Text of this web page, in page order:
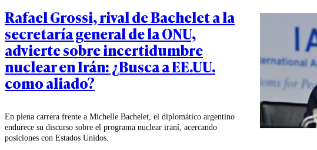
Rafael Grossi, rival de Bachelet a la
secretaría general de la ONU,
advierte sobre incertidumbre
nuclear en Irán: ¿Busca a EE.UU.
como aliado?
En plena carrera frente a Michelle Bachelet, el diplomático argentino
endurece su discurso sobre el programa nuclear iraní, acercando
posiciones con Estados Unidos.